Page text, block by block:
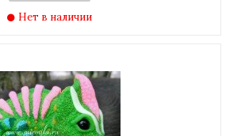
Нет в наличии